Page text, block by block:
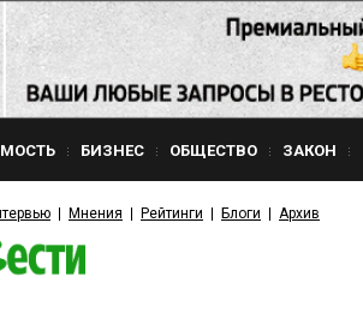
БИЗНЕС ОБЩЕСТВО ЗАКОН
Мнения Рейтинги Блоги Архив